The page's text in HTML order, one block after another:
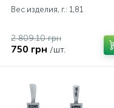
Вес изделия, г.: 1,81
2 809.10 грн
750 грн /шт.